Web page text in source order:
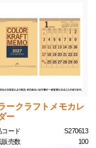
ークラフトメモカレ
ー
コード
S270613
販売数
100